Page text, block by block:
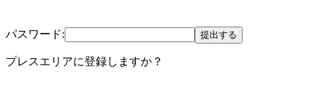
パスワード: 提出する
プレスエリアに登録しますか？